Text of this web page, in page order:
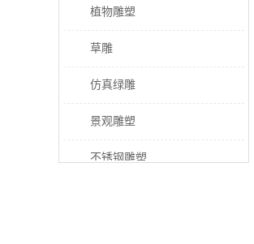
植物雕塑
草雕
仿真绿雕
景观雕塑
不锈钢雕塑